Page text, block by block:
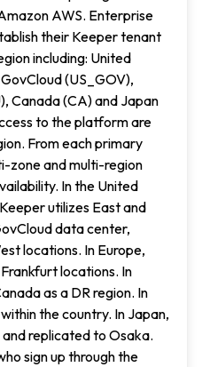
AWS. Enterprise
their Keeper tenant
including: United
(US_GOV),
Canada (CA) and Japan
to the platform are
From each primary
zone and multi-region
In the United
utilizes East and
data center,
locations. In Europe,
locations. In
as a DR region. In
the country. In Japan,
replicated to Osaka.
sign up through the